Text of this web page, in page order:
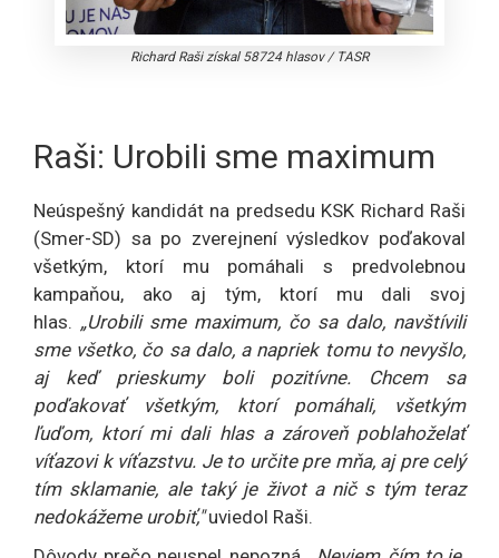
Richard Raši získal 58724 hlasov/ TASR
Raši: Urobili sme maximum
Neúspešný kandidát na predsedu KSK Richard Raši
(Smer-SD) sa po zverejnení výsledkov poďakoval
všetkým, ktorí mu pomáhali s predvolebnou
kampaňou, ako aj tým, ktorí mu dali svoj
hlas. „Urobili sme maximum, čo sa dalo, navštívili
sme všetko, čo sa dalo, a napriek tomu to nevyšlo,
aj keď prieskumy boli pozitívne. Chcem sa
poďakovať všetkým, ktorí pomáhali, všetkým
ľuďom, ktorí mi dali hlas a zároveň poblahoželať
víťazovi k víťazstvu. Je to určite pre mňa, aj pre celý
tím sklamanie, ale taký je život a nič s tým teraz
nedokážeme urobiť,"uviedol Raši.